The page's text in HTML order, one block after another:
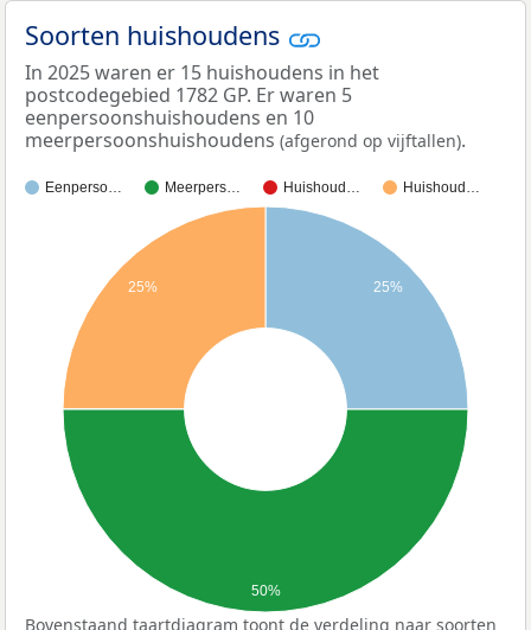
Soorten huishoudens
In 2025 waren er 15 huishoudens in het
postcodegebied 1782 GP. Er waren 5
eenpersoonshuishoudens en 10
meerpersoonshuishoudens (afgerond op vijftallen).
Eenperso… Meerpers… Huishoud… Huishoud…
25%
25%
50%
Bovenstaand taartdiagram toont de verdeling naar soorten